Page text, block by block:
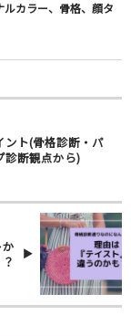
カラー、骨格、顔タ
ント(骨格診断・パ
診断観点から)